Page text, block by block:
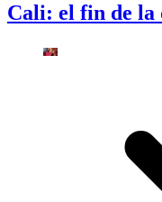
Cali: el fin de la